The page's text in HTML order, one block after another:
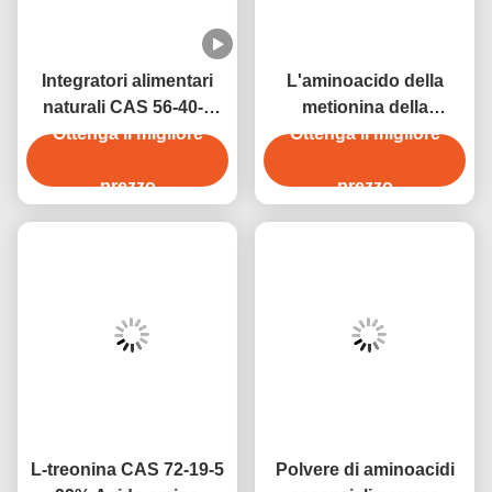
Integratori alimentari
naturali CAS 56-40-6
della L-glicina della
nutrizione
Ottenga il migliore
prezzo
L'aminoacido della
metionina della
metionina di DL-
spolverizza CAS 59-51-8
Ottenga il migliore
prezzo
L-treonina CAS 72-19-5
Polvere di aminoacidi